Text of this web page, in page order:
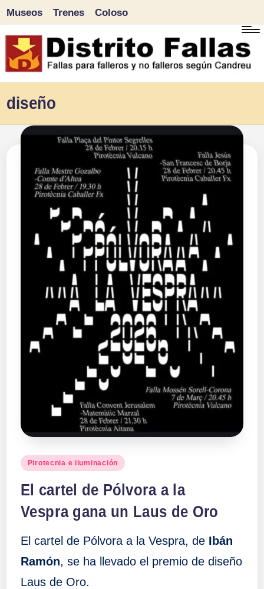
Saltar
al
Museos Trenes Coloso
diseño
Publicado
Pirotecnia e iluminación
El cartel de Pólvora a la
Vespra gana un Laus de Oro
El cartel de Pólvora a la Vespra, de Ibán
Ramón, se ha llevado el premio de diseño
Laus de Oro.